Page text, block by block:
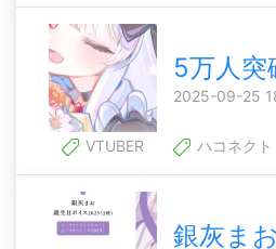
5万人突
2025-09-25
VTUBER ハコネクト
銀灰ま